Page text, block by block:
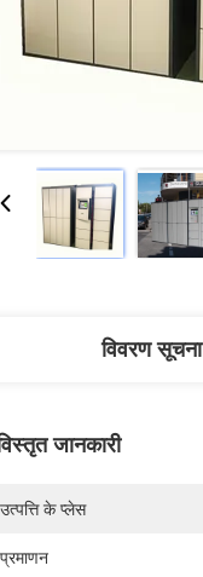
विवरण सूचना
जानकारी
उत्पत्ति के प्लेस
प्रमाणन